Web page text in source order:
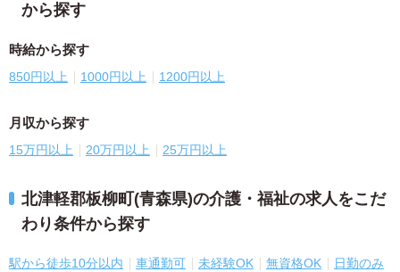
から探す
時給から探す
850円以上 1000円以上 1200円以上
月収から探す
15万円以上 20万円以上 25万円以上
北津軽郡板柳町(青森県)の介護・福祉の求人をこだ
わり条件から探す
駅から徒歩10分以内 車通勤可 未経験OK 無資格OK
日勤のみ